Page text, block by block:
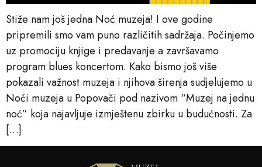
Stiže nam još jedna Noć muzeja! I ove godine
pripremili smo vam puno različitih sadržaja. Počinjemo
uz promociju knjige i predavanje a završavamo
program blues koncertom. Kako bismo još više
pokazali važnost muzeja i njihova širenja sudjelujemo u
Noći muzeja u Popovači pod nazivom “Muzej na jednu
noć” koja najavljuje izmještenu zbirku u budućnosti. Za
[…]